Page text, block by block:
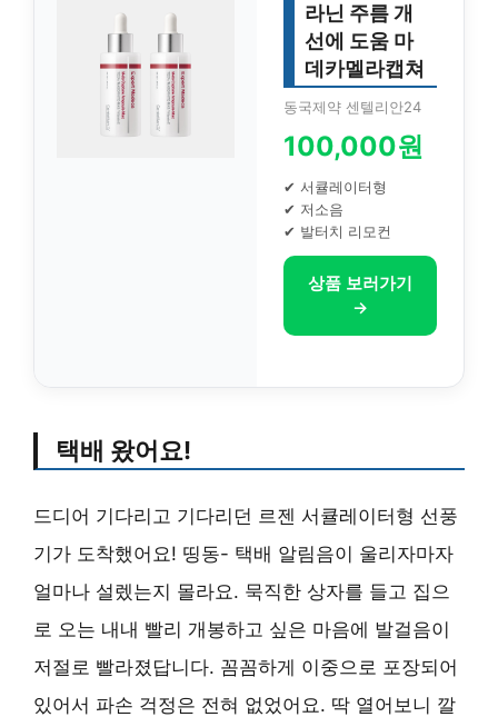
라닌 주름 개
선에 도움 마
데카멜라캡쳐
동국제약 센텔리안24
100,000원
✔ 서큘레이터형
✔ 저소음
✔ 발터치 리모컨
상품 보러가기
→
택배 왔어요!
드디어 기다리고 기다리던 르젠 서큘레이터형 선풍
기가 도착했어요! 띵동- 택배 알림음이 울리자마자
얼마나 설렜는지 몰라요. 묵직한 상자를 들고 집으
로 오는 내내 빨리 개봉하고 싶은 마음에 발걸음이
저절로 빨라졌답니다. 꼼꼼하게 이중으로 포장되어
있어서 파손 걱정은 전혀 없었어요. 딱 열어보니 깔